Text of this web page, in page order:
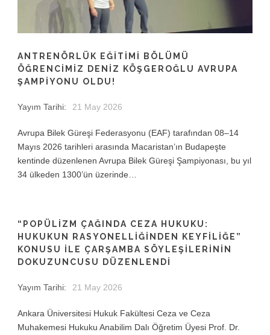
ANTRENÖRLÜK EĞITIMI BÖLÜMÜ
ÖĞRENCIMIZ DENIZ KÖŞGEROĞLU AVRUPA
ŞAMPIYONU OLDU!
Yayım Tarihi: 21 May 2026
Avrupa Bilek Güreşi Federasyonu (EAF) tarafından 08–14
Mayıs 2026 tarihleri arasında Macaristan’ın Budapeşte
kentinde düzenlenen Avrupa Bilek Güreşi Şampiyonası, bu yıl
34 ülkeden 1300’ün üzerinde…
“POPÜLİZM ÇAĞINDA CEZA HUKUKU:
HUKUKUN RASYONELLİĞİNDEN KEYFİLİĞE”
KONUSU İLE ÇARŞAMBA SÖYLEŞİLERİNİN
DOKUZUNCUSU DÜZENLENDİ
Yayım Tarihi: 21 May 2026
Ankara Üniversitesi Hukuk Fakültesi Ceza ve Ceza
Muhakemesi Hukuku Anabilim Dalı Öğretim Üyesi Prof. Dr.